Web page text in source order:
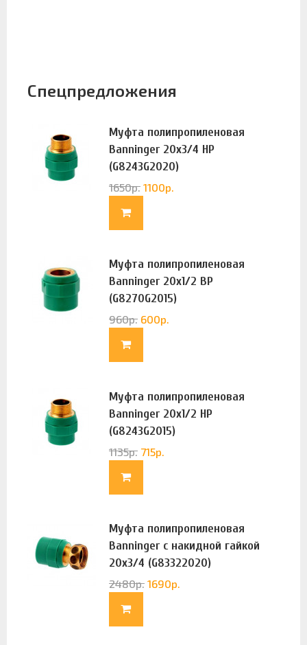
Спецпредложения
Муфта полипропиленовая
Banninger 20х3/4 НР
(G8243G2020)
1650р. 1100р.
Муфта полипропиленовая
Banninger 20х1/2 ВР
(G8270G2015)
960р. 600р.
Муфта полипропиленовая
Banninger 20х1/2 НР
(G8243G2015)
1135р. 715р.
Муфта полипропиленовая
Banninger с накидной гайкой
20х3/4 (G83322020)
2480р. 1690р.